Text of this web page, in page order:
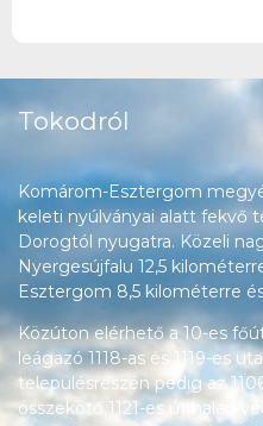
Tokodról
Komárom-Esztergom
keleti nyúlványai alatt fekvő
Dorogtól nyugatra. Közeli
Nyergesújfalu 12,5
Esztergom 8,5 kilométerre
Közúton elérhető a 10-es
leágazó 1118-as és 1119-es
településrészén pedig az
összekötő 1121-es út halad